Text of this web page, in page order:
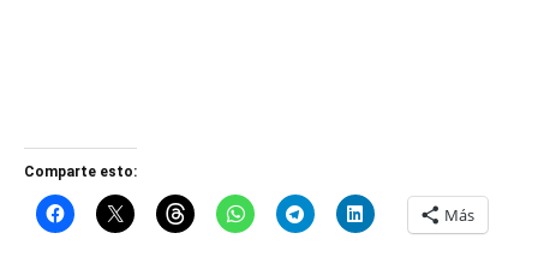
Comparte esto:
Más